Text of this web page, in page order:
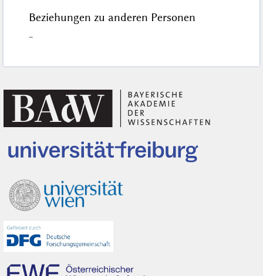
Beziehungen zu anderen Personen
–